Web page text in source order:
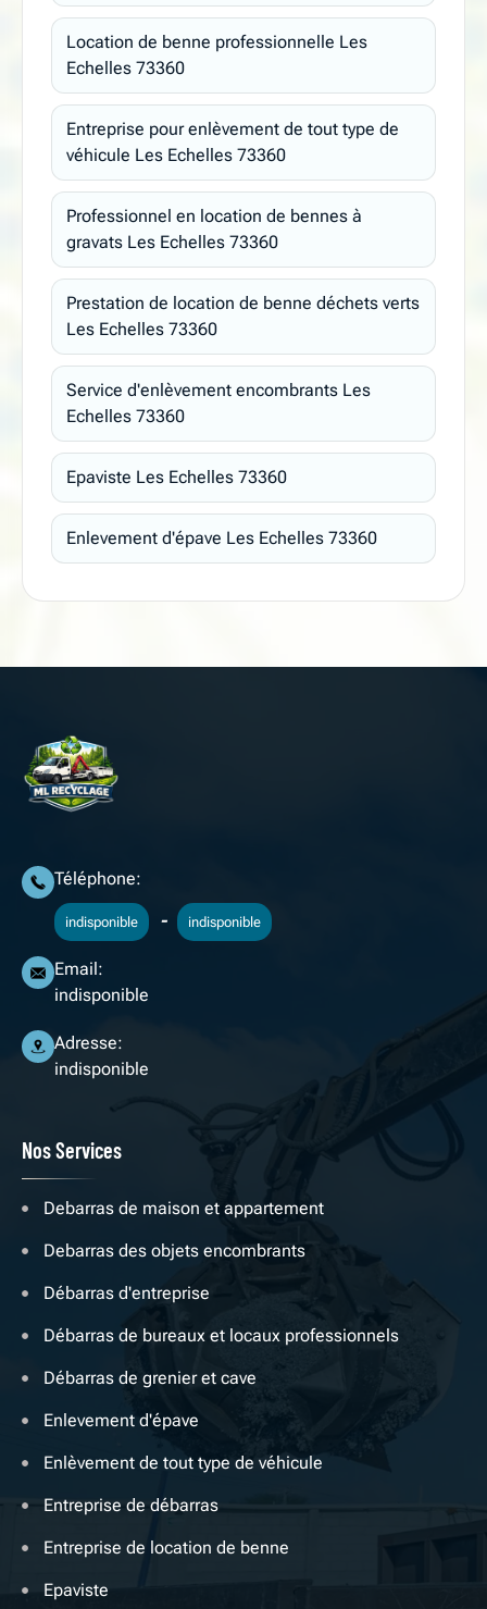
Location de benne professionnelle Les
Echelles 73360
Entreprise pour enlèvement de tout type de
véhicule Les Echelles 73360
Professionnel en location de bennes à
gravats Les Echelles 73360
Prestation de location de benne déchets verts
Les Echelles 73360
Service d'enlèvement encombrants Les
Echelles 73360
Epaviste Les Echelles 73360
Enlevement d'épave Les Echelles 73360
Téléphone:
indisponible - indisponible
Email:
indisponible
Adresse:
indisponible
Nos Services
Debarras de maison et appartement
Debarras des objets encombrants
Débarras d'entreprise
Débarras de bureaux et locaux professionnels
Débarras de grenier et cave
Enlevement d'épave
Enlèvement de tout type de véhicule
Entreprise de débarras
Entreprise de location de benne
Epaviste